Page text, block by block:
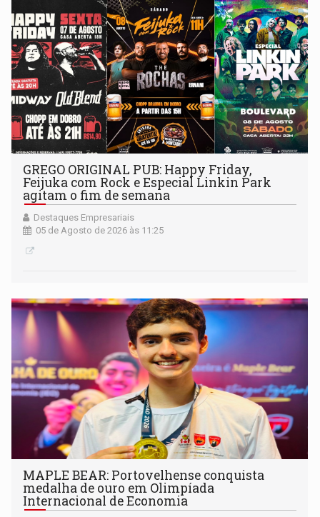
GREGO ORIGINAL PUB: Happy Friday,
Feijuka com Rock e Especial Linkin Park
agitam o fim de semana
Destaques Empresariais
05 de Agosto de 2026 às 11:25
MAPLE BEAR: Portovelhense conquista
medalha de ouro em Olimpíada
Internacional de Economia